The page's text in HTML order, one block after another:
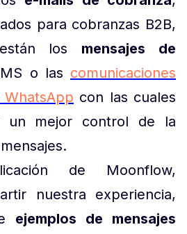
para cobranzas B2B,
los mensajes de
o las comunicaciones
con las cuales
un mejor control de la
de Moonflow,
nuestra experiencia,
ejemplos de mensajes